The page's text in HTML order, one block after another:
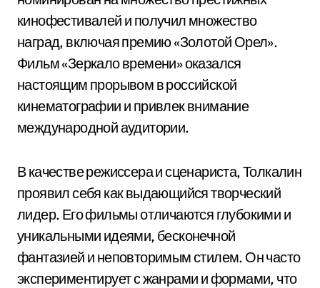
кинофестивалей и получил множество
наград, включая премию «Золотой Орел».
Фильм «Зеркало времени» оказался
настоящим прорывом в российской
кинематографии и привлек внимание
международной аудитории.
В качестве режиссера и сценариста, Толкалин
проявил себя как выдающийся творческий
лидер. Его фильмы отличаются глубокими и
уникальными идеями, бесконечной
фантазией и неповторимым стилем. Он часто
экспериментирует с жанрами и формами, что